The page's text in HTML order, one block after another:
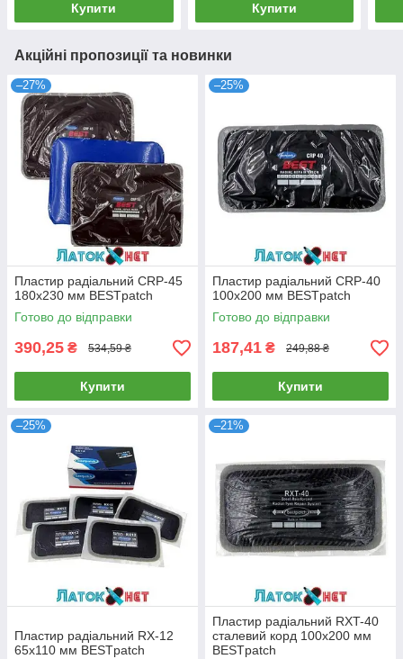
Купити Купити
Акційні пропозиції та новинки
–27%
Пластир радіальний CRP-45
180х230 мм BESTpatch
Готово до відправки
390,25 ₴ 534,59 ₴
Купити
–25%
Пластир радіальний CRP-40
100х200 мм BESTpatch
Готово до відправки
187,41 ₴ 249,88 ₴
Купити
–25%
Пластир радіальний RX-12
65х110 мм BESTpatch
–21%
Пластир радіальний RXT-40
сталевий корд 100x200 мм
BESTpatch